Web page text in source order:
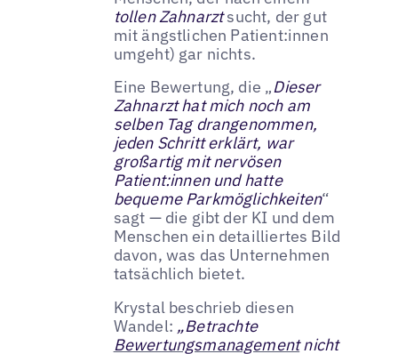
tollen Zahnarztsucht, der gut
mit ängstlichen Patient:innen
umgeht) gar nichts.
Eine Bewertung, die „Dieser
Zahnarzt hat mich noch am
selben Tag drangenommen,
jeden Schritt erklärt, war
großartig mit nervösen
Patient:innen und hatte
bequeme Parkmöglichkeiten“
sagt — die gibt der KI und dem
Menschen ein detailliertes Bild
davon, was das Unternehmen
tatsächlich bietet.
Krystal beschrieb diesen
Wandel: „Betrachte
Bewertungsmanagementnicht